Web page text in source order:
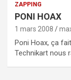
ZAPPING
PONI HOAX
1 mars 2008
Poni Hoax, ça
Technikart nous